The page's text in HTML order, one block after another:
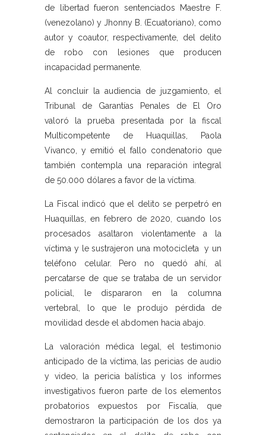
de libertad fueron sentenciados Maestre F.
(venezolano) y Jhonny B. (Ecuatoriano), como
autor y coautor, respectivamente, del delito
de robo con lesiones que producen
incapacidad permanente.
Al concluir la audiencia de juzgamiento, el
Tribunal de Garantías Penales de El Oro
valoró la prueba presentada por la fiscal
Multicompetente de Huaquillas, Paola
Vivanco, y emitió el fallo condenatorio que
también contempla una reparación integral
de 50.000 dólares a favor de la víctima.
La Fiscal indicó que el delito se perpetró en
Huaquillas, en febrero de 2020, cuando los
procesados asaltaron violentamente a la
víctima y le sustrajeron una motocicleta y un
teléfono celular. Pero no quedó ahí, al
percatarse de que se trataba de un servidor
policial, le dispararon en la columna
vertebral, lo que le produjo pérdida de
movilidad desde el abdomen hacia abajo.
La valoración médica legal, el testimonio
anticipado de la víctima, las pericias de audio
y video, la pericia balística y los informes
investigativos fueron parte de los elementos
probatorios expuestos por Fiscalía, que
demostraron la participación de los dos ya